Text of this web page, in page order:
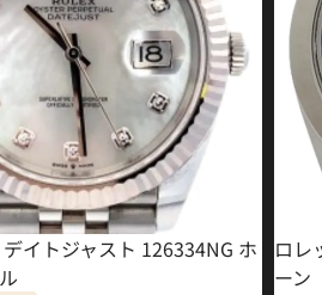
イトジャスト 126334NG ホ
ロレ
ーン